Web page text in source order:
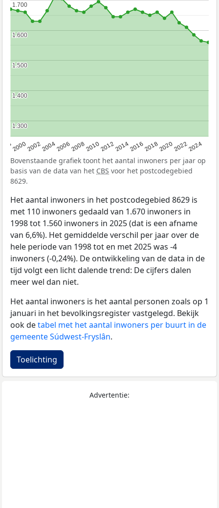
2000200220042006200820102012201420162018202020222024
1.300
1.300
1.400
1.400
1.500
1.500
1.600
1.600
1.700
1.700
Bovenstaande grafiek toont het aantal inwoners per jaar op
basis van de data van het CBS voor het postcodegebied
8629.
Het aantal inwoners in het postcodegebied 8629 is
met 110 inwoners gedaald van 1.670 inwoners in
1998 tot 1.560 inwoners in 2025 (dat is een afname
van 6,6%). Het gemiddelde verschil per jaar over de
hele periode van 1998 tot en met 2025 was -4
inwoners (-0,24%). De ontwikkeling van de data in de
tijd volgt een licht dalende trend: De cijfers dalen
meer wel dan niet.
Het aantal inwoners is het aantal personen zoals op 1
januari in het bevolkingsregister vastgelegd. Bekijk
ook detabel met het aantal inwoners per buurt in de
gemeente Súdwest-Fryslân.
Toelichting
Advertentie: